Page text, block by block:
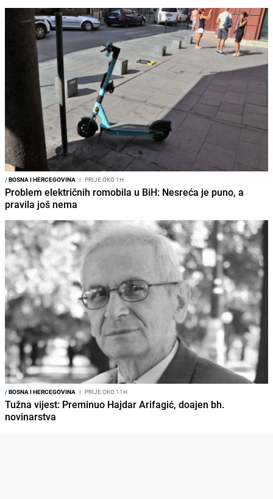
/BOSNA I HERCEGOVINA I PRIJE OKO 1H
Problem električnih romobila u BiH: Nesreća je puno, a
pravila još nema
/BOSNA I HERCEGOVINA I PRIJE OKO 11H
Tužna vijest: Preminuo Hajdar Arifagić, doajen bh.
novinarstva